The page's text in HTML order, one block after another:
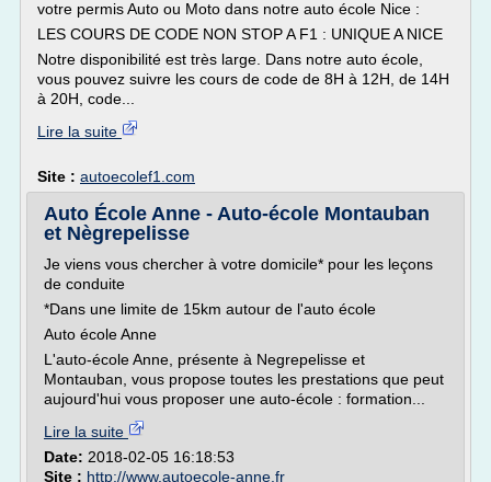
votre permis Auto ou Moto dans notre auto école Nice :
LES COURS DE CODE NON STOP A F1 : UNIQUE A NICE
Notre disponibilité est très large. Dans notre auto école,
vous pouvez suivre les cours de code de 8H à 12H, de 14H
à 20H, code...
Lire la suite
Site : autoecolef1.com
Auto École Anne - Auto-école Montauban
et Nègrepelisse
Je viens vous chercher à votre domicile* pour les leçons
de conduite
*Dans une limite de 15km autour de l'auto école
Auto école Anne
L'auto-école Anne, présente à Negrepelisse et
Montauban, vous propose toutes les prestations que peut
aujourd'hui vous proposer une auto-école : formation...
Lire la suite
Date: 2018-02-05 16:18:53
Site : http://www.autoecole-anne.fr